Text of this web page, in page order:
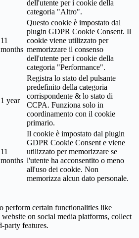
dell'utente per i cookie della
categoria "Altro".
11
months
Questo cookie è impostato dal
plugin GDPR Cookie Consent. Il
cookie viene utilizzato per
memorizzare il consenso
dell'utente per i cookie della
categoria "Performance".
1 year
Registra lo stato del pulsante
predefinito della categoria
corrispondente & lo stato di
CCPA. Funziona solo in
coordinamento con il cookie
primario.
11
months
Il cookie è impostato dal plugin
GDPR Cookie Consent e viene
utilizzato per memorizzare se
l'utente ha acconsentito o meno
all'uso dei cookie. Non
memorizza alcun dato personale.
perform certain functionalities like
on social media platforms, collect
party features.